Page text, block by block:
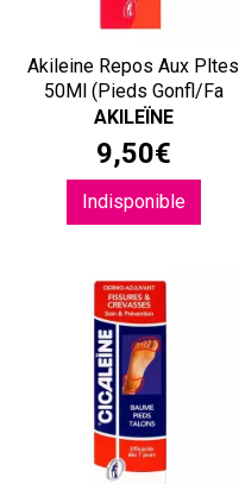
Akileine Repos Aux Pltes
50Ml (Pieds Gonfl/Fa
AKILEÏNE
9,50€
Indisponible